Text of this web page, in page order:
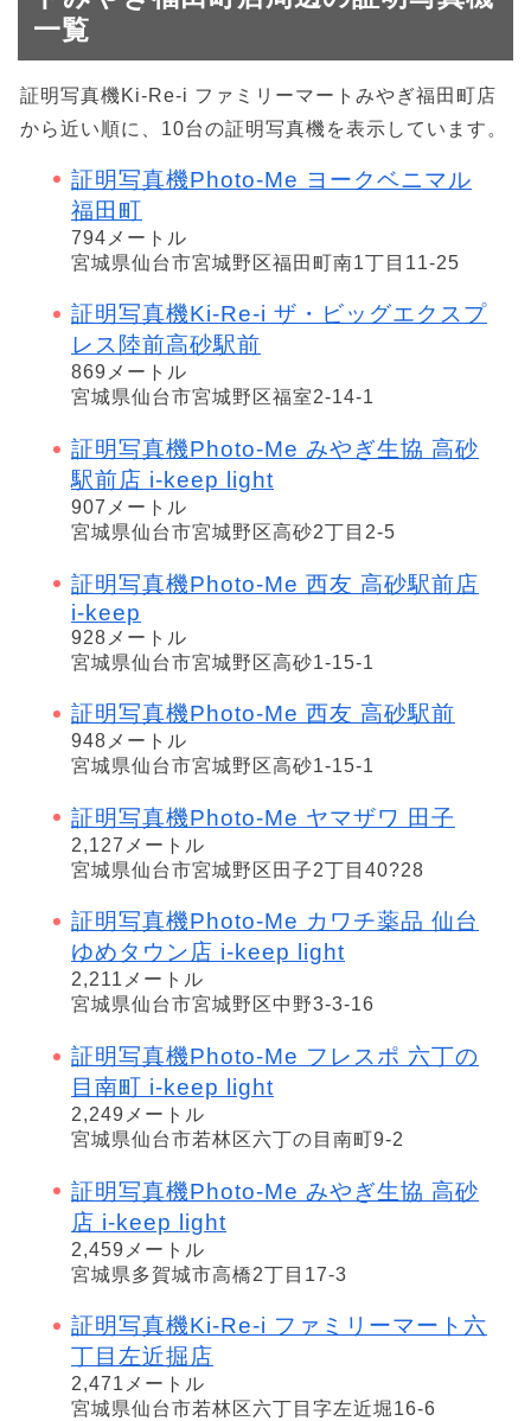
一覧
証明写真機Ki-Re-i ファミリーマートみやぎ福田町店
から近い順に、10台の証明写真機を表示しています。
証明写真機Photo-Me ヨークベニマル
福田町
794メートル
宮城県仙台市宮城野区福田町南1丁目11-25
証明写真機Ki-Re-i ザ・ビッグエクスプ
レス陸前高砂駅前
869メートル
宮城県仙台市宮城野区福室2-14-1
証明写真機Photo-Me みやぎ生協 高砂
駅前店 i-keep light
907メートル
宮城県仙台市宮城野区高砂2丁目2-5
証明写真機Photo-Me 西友 高砂駅前店
i-keep
928メートル
宮城県仙台市宮城野区高砂1-15-1
証明写真機Photo-Me 西友 高砂駅前
948メートル
宮城県仙台市宮城野区高砂1-15-1
証明写真機Photo-Me ヤマザワ 田子
2,127メートル
宮城県仙台市宮城野区田子2丁目40?28
証明写真機Photo-Me カワチ薬品 仙台
ゆめタウン店 i-keep light
2,211メートル
宮城県仙台市宮城野区中野3-3-16
証明写真機Photo-Me フレスポ 六丁の
目南町 i-keep light
2,249メートル
宮城県仙台市若林区六丁の目南町9-2
証明写真機Photo-Me みやぎ生協 高砂
店 i-keep light
2,459メートル
宮城県多賀城市高橋2丁目17-3
証明写真機Ki-Re-i ファミリーマート六
丁目左近掘店
2,471メートル
宮城県仙台市若林区六丁目字左近堀16-6